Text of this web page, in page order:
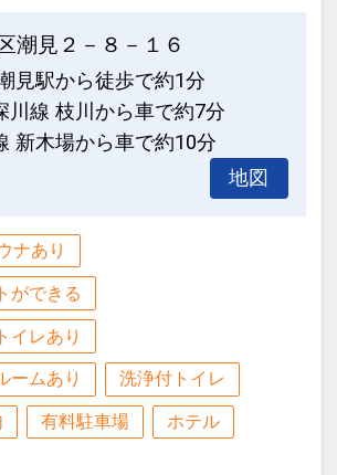
潮見２－８－１６
見駅から徒歩で約1分
川線 枝川から車で約7分
新木場から車で約10分
地図
ナあり
ができる
イレあり
ームあり 洗浄付トイレ
有料駐車場 ホテル